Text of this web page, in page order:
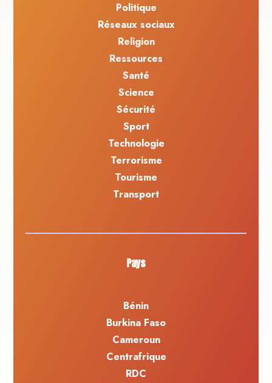
Politique
Réseaux sociaux
Religion
Ressources
Santé
Science
Sécurité
Sport
Technologie
Terrorisme
Tourisme
Transport
Pays
Bénin
Burkina Faso
Cameroun
Centrafrique
RDC